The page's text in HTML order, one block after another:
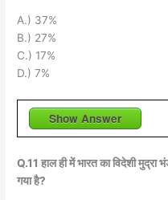
A.) 37%
B.) 27%
C.) 17%
D.) 7%
Show Answer
Q.11 हाल ही में भारत का विदेशी
गया है?